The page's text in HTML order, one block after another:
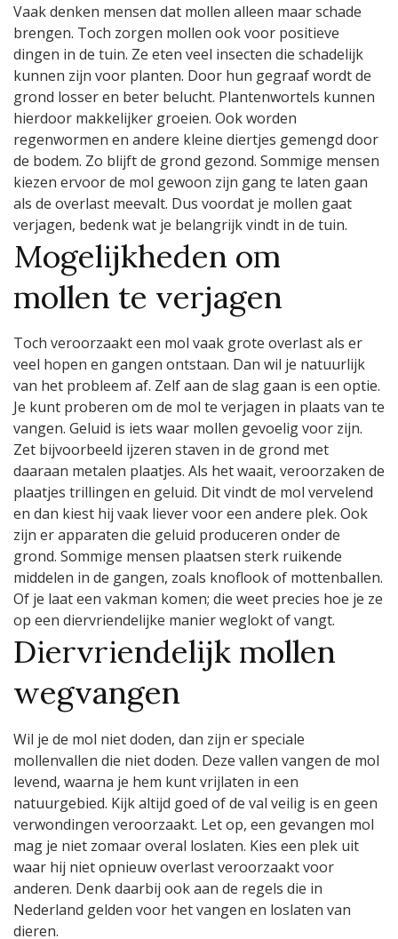
Vaak denken mensen dat mollen alleen maar schade
brengen. Toch zorgen mollen ook voor positieve
dingen in de tuin. Ze eten veel insecten die schadelijk
kunnen zijn voor planten. Door hun gegraaf wordt de
grond losser en beter belucht. Plantenwortels kunnen
hierdoor makkelijker groeien. Ook worden
regenwormen en andere kleine diertjes gemengd door
de bodem. Zo blijft de grond gezond. Sommige mensen
kiezen ervoor de mol gewoon zijn gang te laten gaan
als de overlast meevalt. Dus voordat je mollen gaat
verjagen, bedenk wat je belangrijk vindt in de tuin.
Mogelijkheden om
mollen te verjagen
Toch veroorzaakt een mol vaak grote overlast als er
veel hopen en gangen ontstaan. Dan wil je natuurlijk
van het probleem af. Zelf aan de slag gaan is een optie.
Je kunt proberen om de mol te verjagen in plaats van te
vangen. Geluid is iets waar mollen gevoelig voor zijn.
Zet bijvoorbeeld ijzeren staven in de grond met
daaraan metalen plaatjes. Als het waait, veroorzaken de
plaatjes trillingen en geluid. Dit vindt de mol vervelend
en dan kiest hij vaak liever voor een andere plek. Ook
zijn er apparaten die geluid produceren onder de
grond. Sommige mensen plaatsen sterk ruikende
middelen in de gangen, zoals knoflook of mottenballen.
Of je laat een vakman komen; die weet precies hoe je ze
op een diervriendelijke manier weglokt of vangt.
Diervriendelijk mollen
wegvangen
Wil je de mol niet doden, dan zijn er speciale
mollenvallen die niet doden. Deze vallen vangen de mol
levend, waarna je hem kunt vrijlaten in een
natuurgebied. Kijk altijd goed of de val veilig is en geen
verwondingen veroorzaakt. Let op, een gevangen mol
mag je niet zomaar overal loslaten. Kies een plek uit
waar hij niet opnieuw overlast veroorzaakt voor
anderen. Denk daarbij ook aan de regels die in
Nederland gelden voor het vangen en loslaten van
dieren.